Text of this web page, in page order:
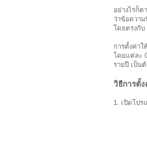
อย่างไรก็ต
ว่าข้อความ
โดยตรงกับ
การตั้งค่า
โดยแต่ละ
รายปี เป็น
วิธีการตั้
1. เปิดโปร